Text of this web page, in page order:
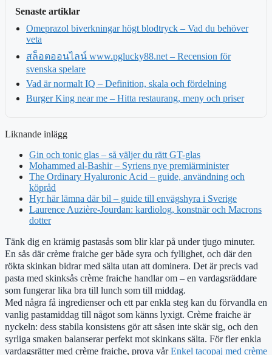
Senaste artiklar
Omeprazol biverkningar högt blodtryck – Vad du behöver
veta
สล็อตออนไลน์ www.pglucky88.net – Recension för
svenska spelare
Vad är normalt IQ – Definition, skala och fördelning
Burger King near me – Hitta restaurang, meny och priser
Liknande inlägg
Gin och tonic glas – så väljer du rätt GT-glas
Mohammed al-Bashir – Syriens nye premiärminister
The Ordinary Hyaluronic Acid – guide, användning och
köpråd
Hyr här lämna där bil – guide till envägshyra i Sverige
Laurence Auzière-Jourdan: kardiolog, konstnär och Macrons
dotter
Tänk dig en krämig pastasås som blir klar på under tjugo minuter.
En sås där crème fraiche ger både syra och fyllighet, och där den
rökta skinkan bidrar med sälta utan att dominera. Det är precis vad
pasta med skinksås crème fraiche handlar om – en vardagsräddare
som fungerar lika bra till lunch som till middag.
Med några få ingredienser och ett par enkla steg kan du förvandla en
vanlig pastamiddag till något som känns lyxigt. Crème fraiche är
nyckeln: dess stabila konsistens gör att såsen inte skär sig, och den
syrliga smaken balanserar perfekt mot skinkans sälta. För fler enkla
vardagsrätter med crème fraiche, prova vårEnkel tacopaj med crème